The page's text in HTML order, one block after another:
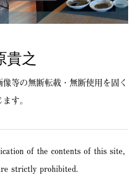
貴之
等の無断転載・無断使用を固く
す。
of the contents of this site,
strictly prohibited.